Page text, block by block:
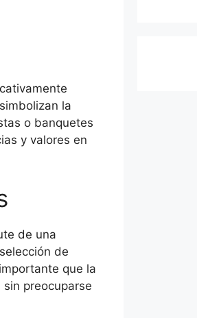
la
o banquetes
y valores en
de una
de
que la
preocuparse